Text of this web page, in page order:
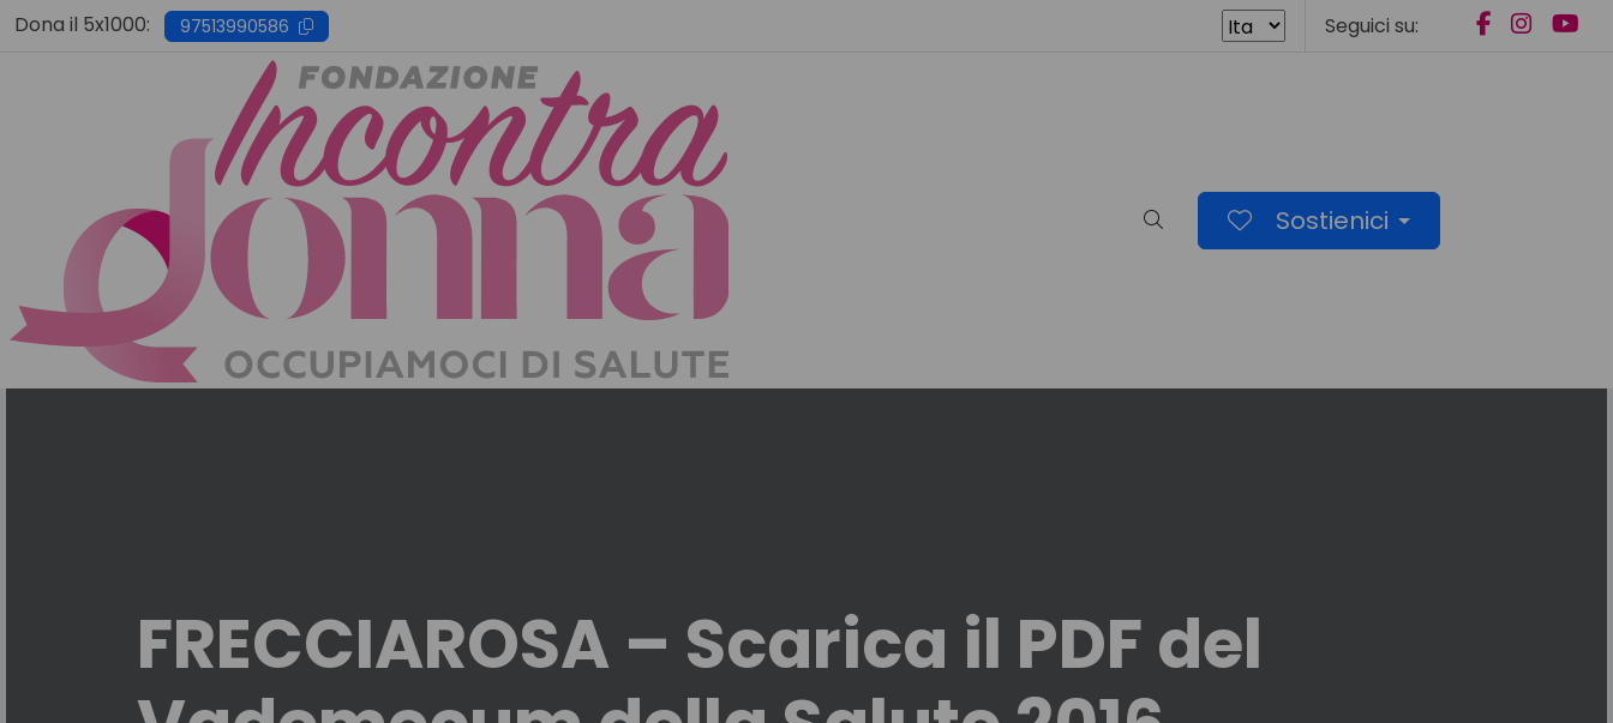
Skip
Dona il 5x1000: 97513990586 Seguici su:
Cerca nel sito
Sostienici
FRECCIAROSA – Scarica il PDF del